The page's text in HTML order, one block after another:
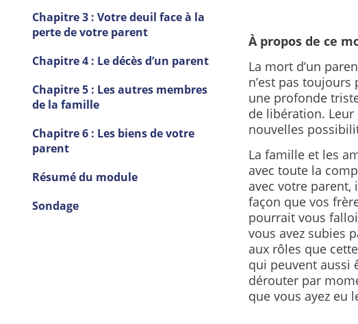
Chapitre 3 : Votre deuil face à la
perte de votre parent
Chapitre 4 : Le décès d’un parent
Chapitre 5 : Les autres membres
de la famille
Chapitre 6 : Les biens de votre
parent
Résumé du module
Sondage
À propos de ce
La mort d’un
n’est pas
une profonde
de libération.
nouvelles
La famille et les
avec toute la
avec votre parent,
façon que vos
pourrait vous
vous avez subies
aux rôles que
qui peuvent aussi
dérouter par
que vous ayez eu